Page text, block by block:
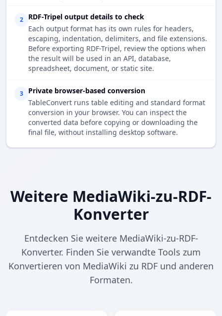
2
RDF-Tripel output details to check
Each output format has its own rules for headers,
escaping, indentation, delimiters, and file extensions.
Before exporting RDF-Tripel, review the options when
the result will be used in an API, database,
spreadsheet, document, or static site.
3
Private browser-based conversion
TableConvert runs table editing and standard format
conversion in your browser. You can inspect the
converted data before copying or downloading the
final file, without installing desktop software.
Weitere MediaWiki-zu-RDF-
Konverter
Entdecken Sie weitere MediaWiki-zu-RDF-
Konverter. Finden Sie verwandte Tools zum
Konvertieren von MediaWiki zu RDF und anderen
Formaten.